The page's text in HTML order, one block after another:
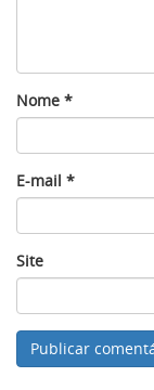
Nome *
E-mail *
Site